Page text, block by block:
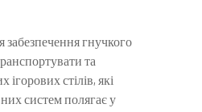
забезпечення гнучкого
та
стілів, які
систем полягає у